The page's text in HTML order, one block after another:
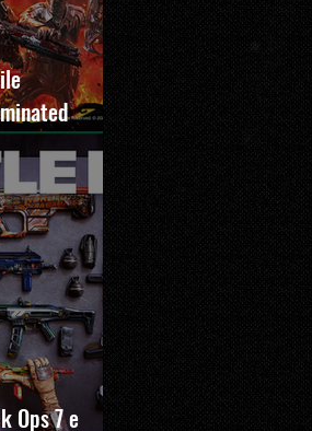
modos e
Ops 7 e